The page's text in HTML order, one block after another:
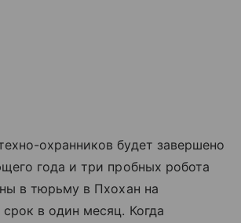
охранников будет завершено
года и три пробных робота
в тюрьму в Пхохан на
в один месяц. Когда